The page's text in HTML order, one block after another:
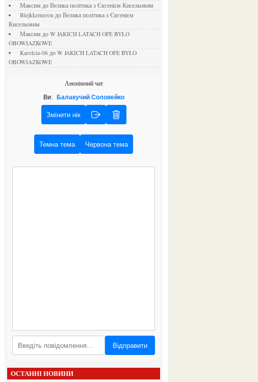
Максим до Велика політика з Євгенієм Кисельовим
blejkkemeronдо Велика політика з Євгенієм
Кисельовим
Максим до W JAKICH LATACH OFE BYŁO
OBOWIAZKOWE
karolcia-06до W JAKICH LATACH OFE BYŁO
OBOWIAZKOWE
Анонімний чат
Ви: Балакучий Соловейко
Змінити нік
Темна тема Червона тема
Відправити
ОСТАННІ НОВИНИ